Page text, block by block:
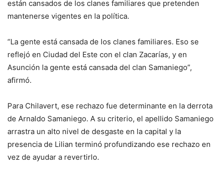
están cansados de los clanes familiares que pretenden
mantenerse vigentes en la política.
“La gente está cansada de los clanes familiares. Eso se
reflejó en Ciudad del Este con el clan Zacarías, y en
Asunción la gente está cansada del clan Samaniego”,
afirmó.
Para Chilavert, ese rechazo fue determinante en la derrota
de Arnaldo Samaniego. A su criterio, el apellido Samaniego
arrastra un alto nivel de desgaste en la capital y la
presencia de Lilian terminó profundizando ese rechazo en
vez de ayudar a revertirlo.